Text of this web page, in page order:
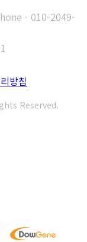
ㆍ010-2049-
방침
Reserved.